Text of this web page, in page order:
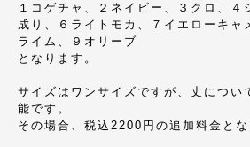
１コゲチャ、２ネイビー、３クロ、４
成り、６ライトモカ、７イエローキャ
ライム、９オリーブ
となります。
サイズはワンサイズですが、丈につい
能です。
その場合、税込2200円の追加料金とな